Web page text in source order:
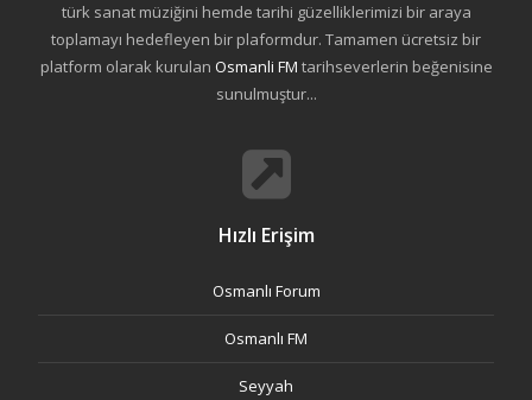
türk sanat müziğini hemde tarihi güzelliklerimizi bir araya
toplamayı hedefleyen bir plaformdur. Tamamen ücretsiz bir
platform olarak kurulan Osmanli FM tarihseverlerin beğenisine
sunulmuştur...
Hızlı Erişim
Osmanlı Forum
Osmanlı FM
Seyyah